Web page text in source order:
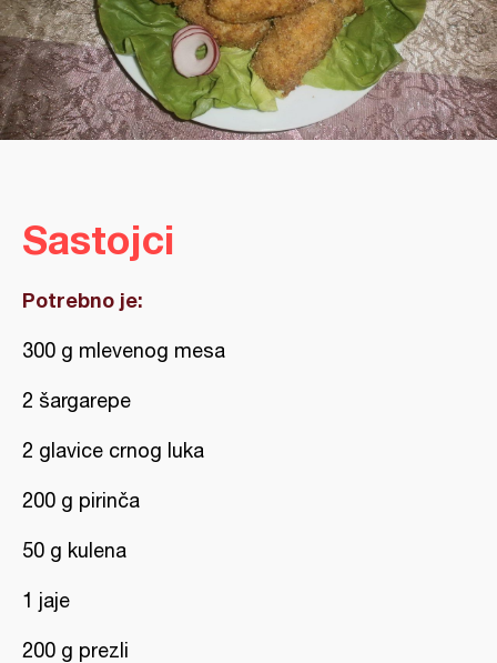
Sastojci
Potrebno je:
300 g mlevenog mesa
2 šargarepe
2 glavice crnog luka
200 g pirinča
50 g kulena
1 jaje
200 g prezli